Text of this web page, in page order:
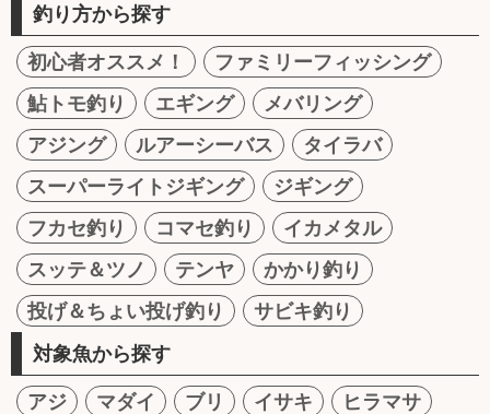
釣り方から探す
初心者オススメ！
ファミリーフィッシング
鮎トモ釣り
エギング
メバリング
アジング
ルアーシーバス
タイラバ
スーパーライトジギング
ジギング
フカセ釣り
コマセ釣り
イカメタル
スッテ＆ツノ
テンヤ
かかり釣り
投げ＆ちょい投げ釣り
サビキ釣り
対象魚から探す
アジ マダイ ブリ イサキ
ヒラマサ